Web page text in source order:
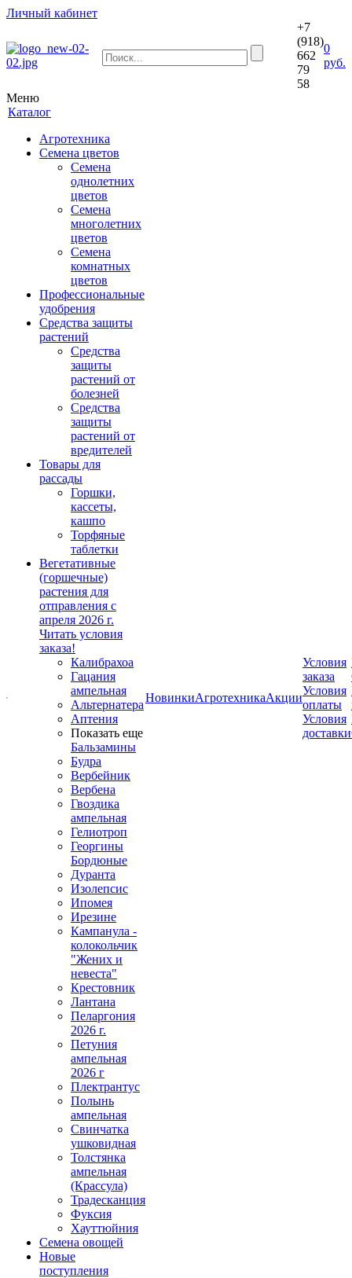
Личный кабинет
+7
(918)
662
79
58
0
руб.
Меню
Каталог
Агротехника
Семена цветов
Семена
однолетних
цветов
Семена
многолетних
цветов
Семена
комнатных
цветов
Профессиональные
удобрения
Средства защиты
растений
Средства
защиты
растений от
болезней
Средства
защиты
растений от
вредителей
Товары для
рассады
Горшки,
кассеты,
кашпо
Торфяные
таблетки
Вегетативные
(горшечные)
растения для
отправления с
апреля 2026 г.
Читать условия
заказа!
Калибрахоа
Гацания
ампельная
Альтернатера
Аптения
Показать еще
Бальзамины
Будра
Вербейник
Вербена
Гвоздика
ампельная
Гелиотроп
Георгины
Бордюные
Дуранта
Изолепсис
Ипомея
Ирезине
Кампанула -
колокольчик
"Жених и
невеста"
Крестовник
Лантана
Пеларгония
2026 г.
Петуния
ампельная
2026 г
Плектрантус
Полынь
ампельная
Свинчатка
ушковидная
Толстянка
ампельная
(Крассула)
Традесканция
Фуксия
Хауттюйния
Семена овощей
Новые
поступления
НовинкиАгротехникаАкции
Условия
заказа
Условия
оплаты
Условия
доставки